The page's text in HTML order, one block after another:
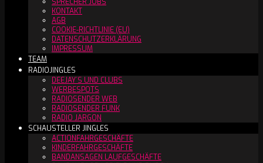
KONTAKT
AGB
COOKIE-RICHTLINIE (EU)
DATENSCHUTZERKLÄRUNG
IMPRESSUM
TEAM
RADIOJINGLES
DEEJAY´S UND CLUBS
WERBESPOTS
RADIOSENDER WEB
RADIOSENDER FUNK
RADIO JARGON
SCHAUSTELLER JINGLES
ACTIONFAHRGESCHÄFTE
KINDERFAHRGESCHÄFTE
BANDANSAGEN LAUFGESCHÄFTE